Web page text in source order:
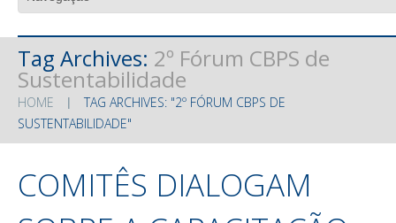
Tag Archives: 2º Fórum CBPS de
Sustentabilidade
HOME
TAG ARCHIVES: "2º FÓRUM CBPS DE
SUSTENTABILIDADE"
COMITÊS DIALOGAM